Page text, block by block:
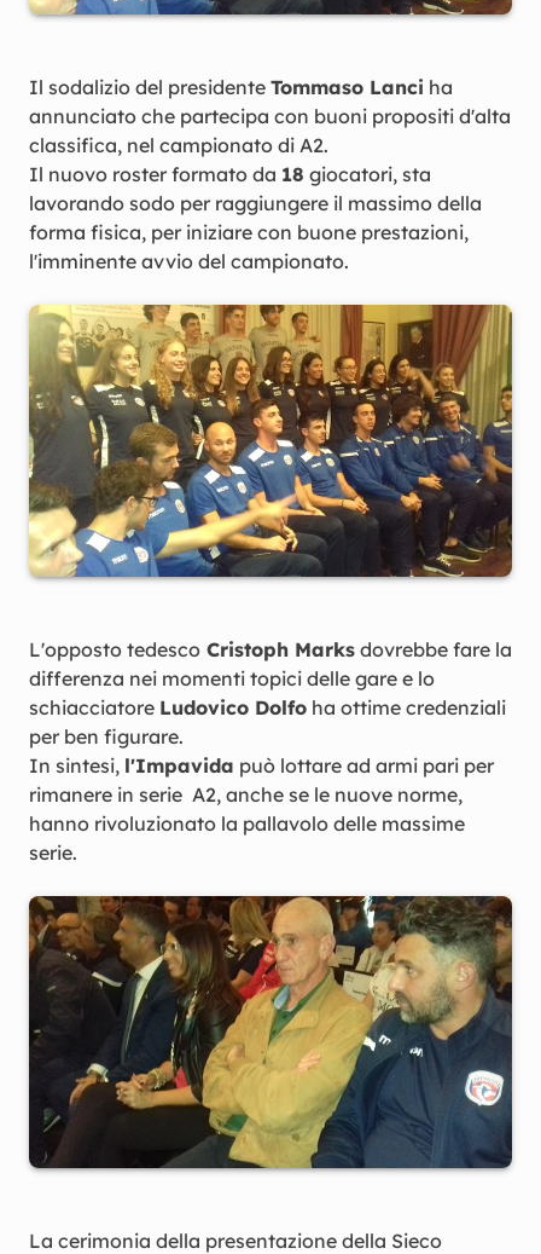
Il sodalizio del presidente Tommaso Lanci ha
annunciato che partecipa con buoni propositi d'alta
classifica, nel campionato di A2.
Il nuovo roster formato da 18 giocatori, sta
lavorando sodo per raggiungere il massimo della
forma fisica, per iniziare con buone prestazioni,
l'imminente avvio del campionato.
L'opposto tedesco Cristoph Marks dovrebbe fare la
differenza nei momenti topici delle gare e lo
schiacciatore Ludovico Dolfo ha ottime credenziali
per ben figurare.
In sintesi, l'Impavida può lottare ad armi pari per
rimanere in serie A2, anche se le nuove norme,
hanno rivoluzionato la pallavolo delle massime
serie.
La cerimonia della presentazione della Sieco